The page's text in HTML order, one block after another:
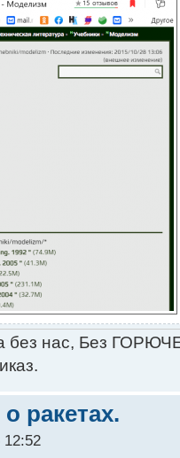
без нас, Без
ракетах.